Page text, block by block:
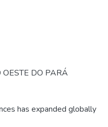
DO PARÁ
has expanded globally